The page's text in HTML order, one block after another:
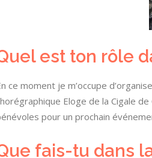
est ton rôle
ce moment je m’occupe
Eloge de la Cigale
pour un prochain
fais-tu dans